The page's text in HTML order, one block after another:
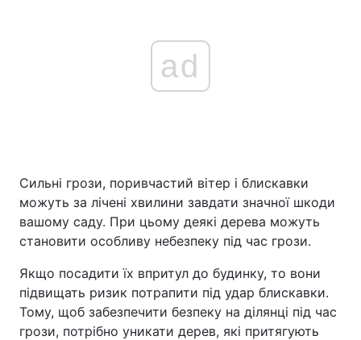
ad
Сильні грози, поривчастий вітер і блискавки
можуть за лічені хвилини завдати значної шкоди
вашому саду. При цьому деякі дерева можуть
становити особливу небезпеку під час грози.
Якщо посадити їх впритул до будинку, то вони
підвищать ризик потрапити під удар блискавки.
Тому, щоб забезпечити безпеку на ділянці під час
грози, потрібно уникати дерев, які притягують